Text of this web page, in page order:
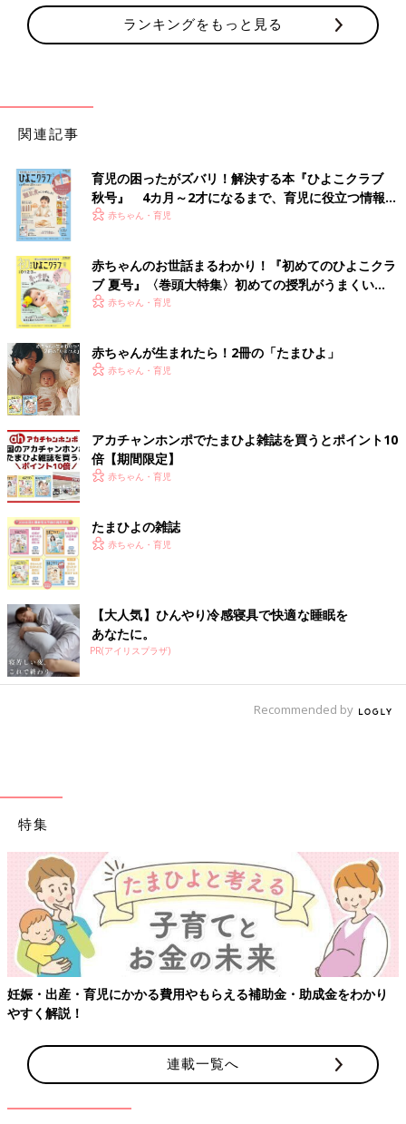
ランキングをもっと見る
関連記事
育児の困ったがズバリ！解決する本『ひよこクラブ
秋号』 4カ月～2才になるまで、育児に役立つ情報が
いっぱい！
赤ちゃん・育児
赤ちゃんのお世話まるわかり！『初めてのひよこクラ
ブ 夏号』〈巻頭大特集〉初めての授乳がうまくい
く！ おっぱい・ミルクの基本と夏のトラブル 解決テ
赤ちゃん・育児
赤ちゃんが生まれたら！2冊の「たまひよ」
赤ちゃん・育児
アカチャンホンポでたまひよ雑誌を買うとポイント10
倍【期間限定】
赤ちゃん・育児
たまひよの雑誌
赤ちゃん・育児
【大人気】ひんやり冷感寝具で快適な睡眠を
あなたに。
PR(アイリスプラザ)
Recommended by
特集
【ワクチン接種できるものも】妊婦の感染症対策、知っておいて！
連載一覧へ